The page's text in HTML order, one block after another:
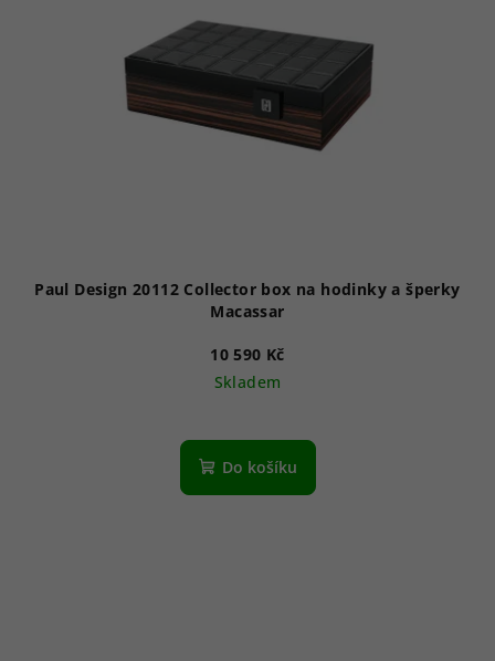
Paul Design 20112 Collector box na hodinky a šperky
Macassar
10 590 Kč
Skladem
Do košíku